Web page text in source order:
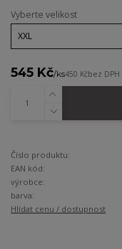
Vyberte velikost
545 Kč/ks450 Kčbez DPH
Číslo produktu:
EAN kód:
výrobce:
barva:
Hlídat cenu / dostupnost